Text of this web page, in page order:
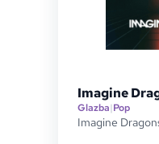
Imagine
Glazba|Pop
Imagine